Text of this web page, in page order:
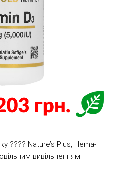
????️ Nature’s Plus, Hema-
вивільненням